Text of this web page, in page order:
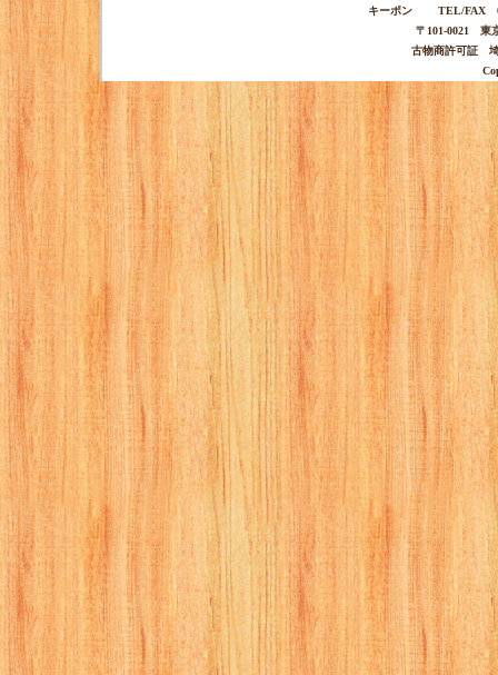
キーポン TEL/FAX
〒101-0021 東
古物商許可証